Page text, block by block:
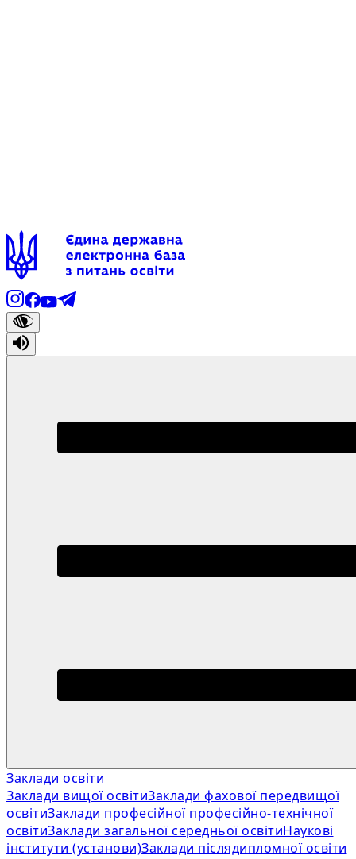
Заклади освіти
Заклади вищої освітиЗаклади фахової передвищої
освітиЗаклади професійної професійно-технічної
освітиЗаклади загальної середньої освітиНаукові
інститути (установи)Заклади післядипломної освіти